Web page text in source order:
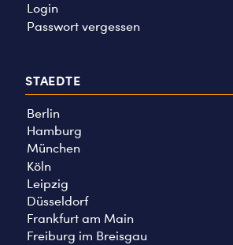
Login
Passwort vergessen
STAEDTE
Berlin
Hamburg
München
Köln
Leipzig
Düsseldorf
Frankfurt am Main
Freiburg im Breisgau